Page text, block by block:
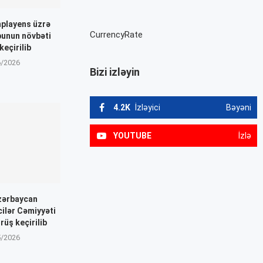
üzrə
növbəti
2026
Cəmiyyəti
keçirilib
2026
CurrencyRate
Bizi izləyin
4.2K İzləyici Bəyəni
YOUTUBE İzlə